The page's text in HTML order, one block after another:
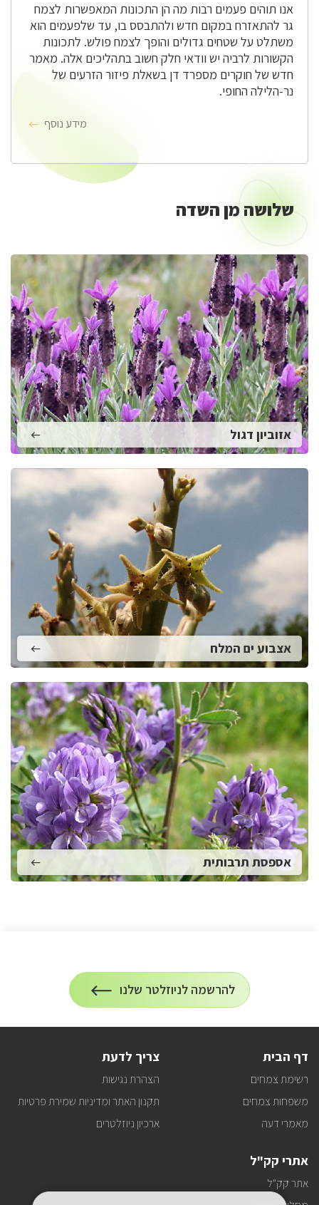
אנו תוהים פעמים רבות מה הן התכונות המאפשרות לצמח
גר להתאזרח במקום חדש ולהתבסס בו, עד שלפעמים הוא
משתלט על שטחים גדולים והופך לצמח פולש. לתכונות
הקשורות לרביה יש וודאי חלק חשוב בתהליכים אלה. מאמר
חדש של חוקרים מספרד דן בשאלת פיזור הזרעים של
נר-הלילה החופי.
מידע נוסף
שלושה
שלושה מן השדה
אזוביון דגול
אצבוע ים המלח
אספסת תרבותית
הרשמה
להרשמה לניוזלטר שלנו
על
הרשמה
דף הבית
רשימת צמחים
משפחות צמחים
מאמרי דעה
צריך לדעת
הצהרת נגישות
תקנון האתר ומדיניות שמירת פרטיות
ארכיון ניוזלטרים
אתרי קק"ל
אתר קק"ל